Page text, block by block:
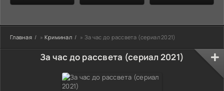
Главная » Криминал » За час до рассвета (сериал 2021)
За час до рассвета (сериал 2021)